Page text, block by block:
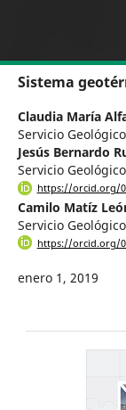
Sistema
Claudia María
Servicio
Jesús Bernardo
Servicio
https://orcid.org/
Camilo Matíz
Servicio
https://orcid.org/
enero 1, 2019